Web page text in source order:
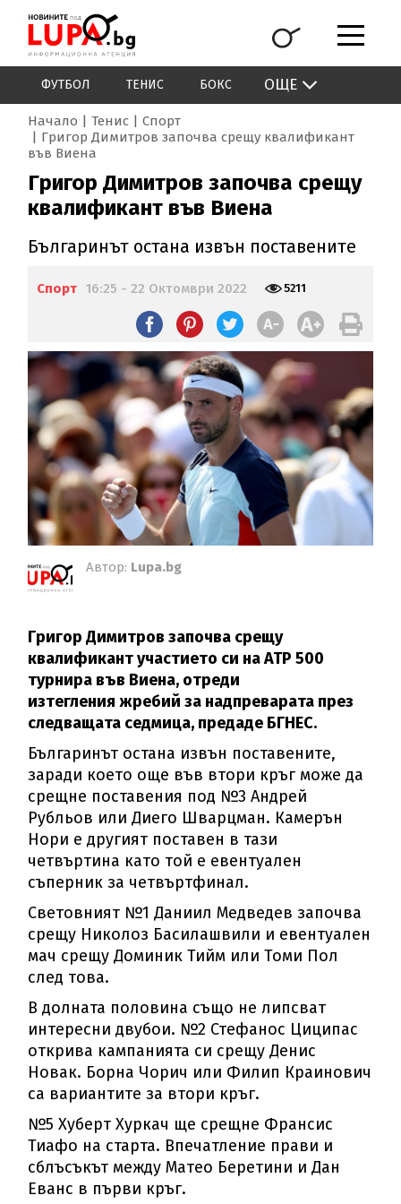
ФУТБОЛ ТЕНИС БОКС ОЩЕ
Начало Тенис
Спорт
Григор Димитров започва срещу квалификант
във Виена
Григор Димитров започва срещу
квалификант във Виена
Българинът остана извън поставените
Спорт 16:25 - 22 Октомври 2022 5211
Автор: Lupa.bg
Григор Димитров започва срещу
квалификант участието си на АТР 500
турнира във Виена, отреди
изтегления жребий за надпреварата през
следващата седмица, предаде БГНЕС.
Българинът остана извън поставените,
заради което още във втори кръг може да
срещне поставения под №3 Андрей
Рубльов или Диего Шварцман. Камерън
Нори е другият поставен в тази
четвъртина като той е евентуален
съперник за четвъртфинал.
Световният №1 Даниил Медведев започва
срещу Николоз Басилашвили и евентуален
мач срещу Доминик Тийм или Томи Пол
след това.
В долната половина също не липсват
интересни двубои. №2 Стефанос Циципас
открива кампанията си срещу Денис
Новак. Борна Чорич или Филип Краинович
са вариантите за втори кръг.
№5 Хуберт Хуркач ще срещне Франсис
Тиафо на старта. Впечатление прави и
сблъсъкът между Матео Беретини и Дан
Еванс в първи кръг.